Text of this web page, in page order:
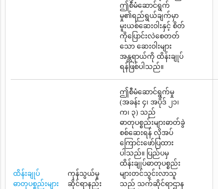
ဤစီမံဆောင်ရွက်
မှု၏ရည်ရွယ်ချက်မှာ
မူးယစ်ဆေးဝါးနှင့် စိတ်
ကိုပြောင်းလဲစေတတ်
သော ဆေးဝါးများ
အန္တရာယ်ကို ထိန်းချုပ်
ရန်ဖြစ်ပါသည်။
ထိန်းချုပ်
ဓာတုပစ္စည်းများ
ကုန်သွယ်မှု
ဆိုင်ရာနည်း
ဤစီမံဆောင်ရွက်မှု
(အခန်း ၄၊ အပိုဒ် ၂၁၊
က၊ ၃) သည်
ဓာတုပစ္စည်းများဓာတ်ခွဲ
စစ်ဆေးရန် လိုအပ်
ကြောင်းဖော်ပြထား
ပါသည်။ ပြည်ပမှ
ထိန်းချုပ်ဓာတုပစ္စည်း
များတင်သွင်းလာသူ
သည် သက်ဆိုင်ရာဌာန